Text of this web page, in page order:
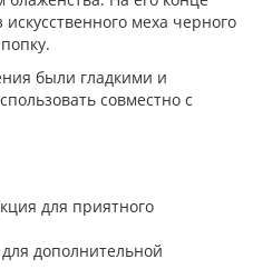
меха черного
были гладкими и
совместно с
для приятного
дополнительной